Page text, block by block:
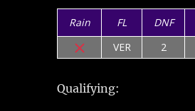
Rain FL DNF
VER
2
Qualifying: